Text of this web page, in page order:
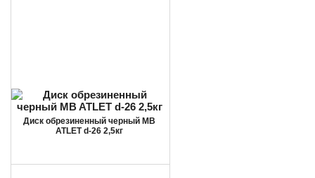
Диск обрезиненный черный MB
ATLET d-26 2,5кг